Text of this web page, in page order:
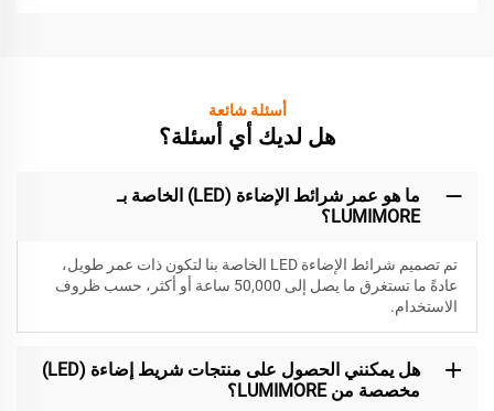
أسئلة شائعة
هل لديك أي أسئلة؟
ما هو عمر شرائط الإضاءة (LED) الخاصة بـ
LUMIMORE؟
تم تصميم شرائط الإضاءة LED الخاصة بنا لتكون
ذات عمر طويل،
عادةً ما تستغرق ما يصل إلى 50,000 ساعة أو أكثر، حسب ظروف
الاستخدام.
هل يمكنني الحصول على منتجات شريط إضاءة (LED)
مخصصة من LUMIMORE؟